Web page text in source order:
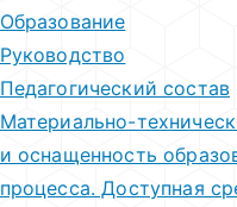
Образование
Руководство
Педагогический состав
Материально-
и оснащенность
процесса. Доступная